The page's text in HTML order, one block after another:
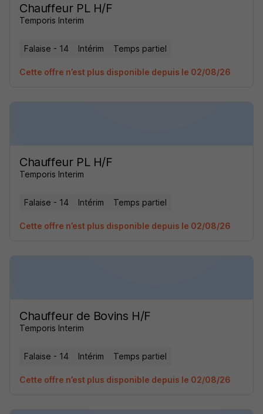
Chauffeur PL H/F
Temporis Interim
Falaise - 14 Intérim Temps partiel
Cette offre n’est plus disponible depuis le 02/08/26
Chauffeur PL H/F
Temporis Interim
Falaise - 14 Intérim Temps partiel
Cette offre n’est plus disponible depuis le 02/08/26
Chauffeur de Bovins H/F
Temporis Interim
Falaise - 14 Intérim Temps partiel
Cette offre n’est plus disponible depuis le 02/08/26